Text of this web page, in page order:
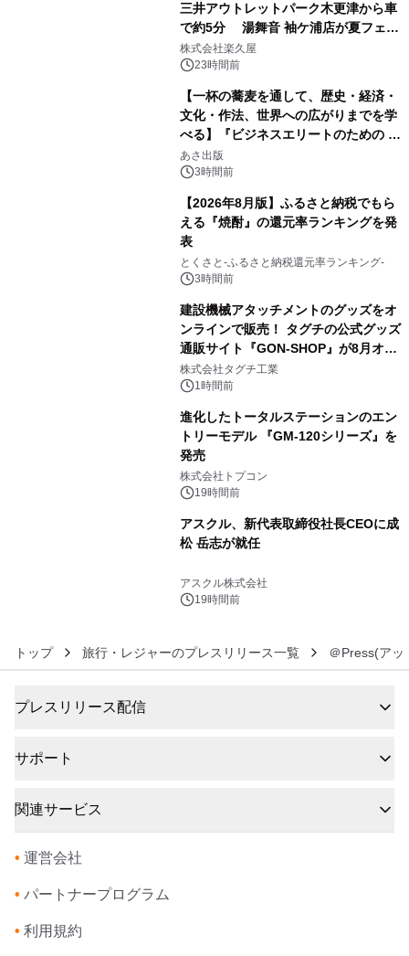
三井アウトレットパーク木更津から車
で約5分 湯舞音 袖ケ浦店が夏フェア
メニューを提供
株式会社楽久屋
23時間前
【一杯の蕎麦を通して、歴史・経済・
文化・作法、世界への広がりまでを学
べる】『ビジネスエリートのための 教
養としての蕎麦』2026年8月25日
（火）発売
あさ出版
3時間前
【2026年8月版】ふるさと納税でもら
える『焼酎』の還元率ランキングを発
表
とくさと-ふるさと納税還元率ランキング-
3時間前
建設機械アタッチメントのグッズをオ
ンラインで販売！ タグチの公式グッズ
通販サイト『GON-SHOP』が8月オー
プン
株式会社タグチ工業
1時間前
進化したトータルステーションのエン
トリーモデル 『GM-120シリーズ』を
発売
株式会社トプコン
19時間前
アスクル、新代表取締役社長CEOに成
松 岳志が就任
アスクル株式会社
19時間前
トップ 旅行・レジャーのプレスリリース一覧 ＠Press(アッ
プレスリリース配信
サポート
関連サービス
• 運営会社
• パートナープログラム
• 利用規約